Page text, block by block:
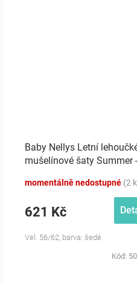
Baby Nellys Letní
mušelínové šaty Summer -
momentálně nedostupné (2
621 Kč
Vel. 56/62, barva: šedé
Kód: